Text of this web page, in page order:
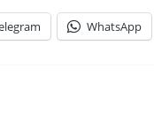
WhatsApp